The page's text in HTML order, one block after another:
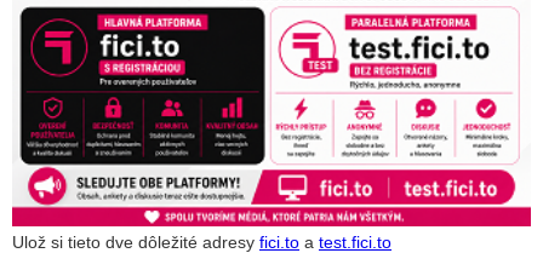
Ulož si tieto dve dôležité adresy fici.to a test.fici.to